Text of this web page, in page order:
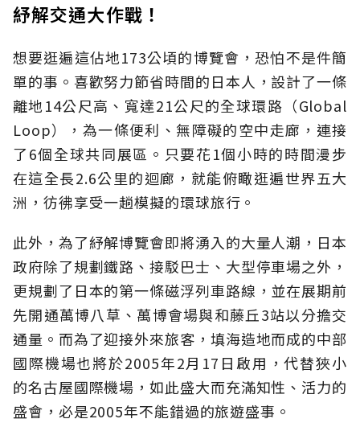
紓解交通大作戰！
想要逛遍這佔地173公頃的博覽會，恐怕不是件簡
單的事。喜歡努力節省時間的日本人，設計了一條
離地14公尺高、寬達21公尺的全球環路（Global
Loop），為一條便利、無障礙的空中走廊，連接
了6個全球共同展區。只要花1個小時的時間漫步
在這全長2.6公里的迴廊，就能俯瞰逛遍世界五大
洲，彷彿享受一趟模擬的環球旅行。
此外，為了紓解博覽會即將湧入的大量人潮，日本
政府除了規劃鐵路、接駁巴士、大型停車場之外，
更規劃了日本的第一條磁浮列車路線，並在展期前
先開通萬博八草、萬博會場與和藤丘3站以分擔交
通量。而為了迎接外來旅客，填海造地而成的中部
國際機場也將於2005年2月17日啟用，代替狹小
的名古屋國際機場，如此盛大而充滿知性、活力的
盛會，必是2005年不能錯過的旅遊盛事。